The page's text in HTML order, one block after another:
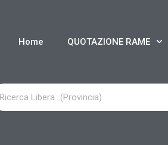
Home QUOTAZIONE RAME